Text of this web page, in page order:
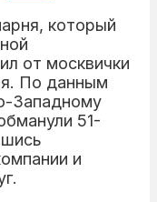
который
от москвички
По данным
Западному
51-
и